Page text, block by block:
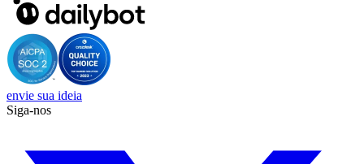
envie sua ideia
Siga-nos